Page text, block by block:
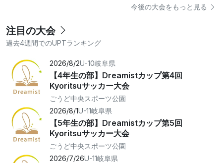
今後の大会をもっと見る
注目の大会
過去4週間でのUPTランキング
2026/8/2U-10岐阜県
【4年生の部】Dreamistカップ第4回
Kyoritsuサッカー大会
ごうど中央スポーツ公園
2026/8/1U-11岐阜県
【5年生の部】Dreamistカップ第5回
Kyoritsuサッカー大会
ごうど中央スポーツ公園
2026/7/26U-11岐阜県